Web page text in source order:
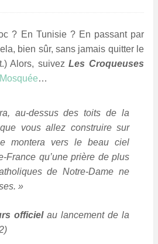
? En Tunisie ? En passant par
bien sûr, sans jamais quitter le
Alors, suivezLes Croqueuses
…
au-dessus des toits de la
vous allez construire sur
montera vers le beau ciel
France qu’une prière de plus
de Notre-Dame ne
»
officielau lancement de la